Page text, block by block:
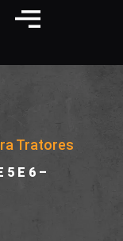
Tratores
5 E 6 –